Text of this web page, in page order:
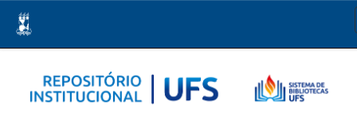
navigation